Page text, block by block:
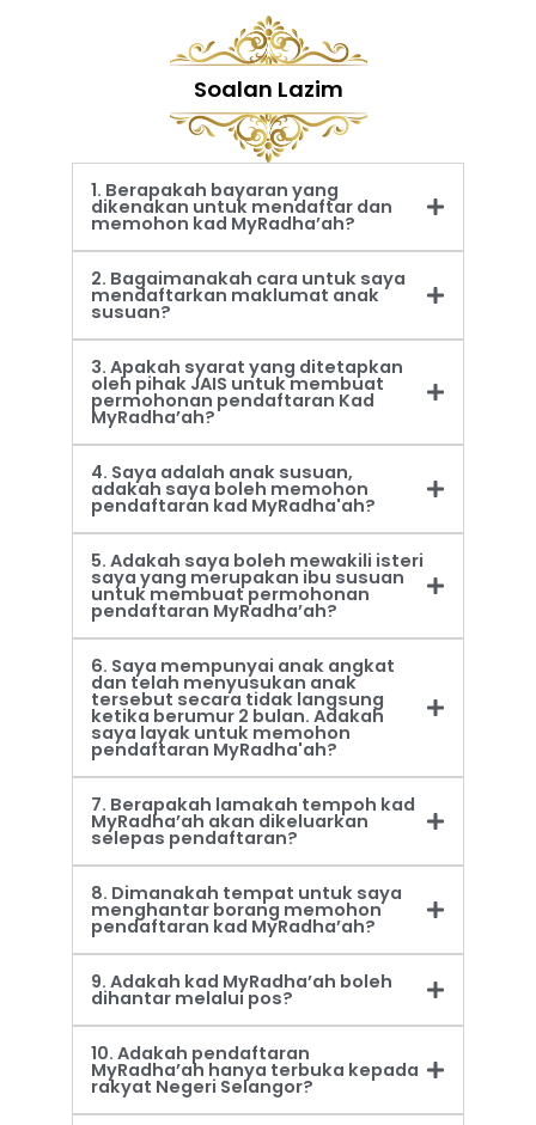
Soalan Lazim
1. Berapakah bayaran yang
dikenakan untuk mendaftar dan
memohon kad MyRadha’ah?
2. Bagaimanakah cara untuk saya
mendaftarkan maklumat anak
susuan?
3. Apakah syarat yang ditetapkan
oleh pihak JAIS untuk membuat
permohonan pendaftaran Kad
MyRadha’ah?
4. Saya adalah anak susuan,
adakah saya boleh memohon
pendaftaran kad MyRadha'ah?
5. Adakah saya boleh mewakili isteri
saya yang merupakan ibu susuan
untuk membuat permohonan
pendaftaran MyRadha’ah?
6. Saya mempunyai anak angkat
dan telah menyusukan anak
tersebut secara tidak langsung
ketika berumur 2 bulan. Adakah
saya layak untuk memohon
pendaftaran MyRadha'ah?
7. Berapakah lamakah tempoh kad
MyRadha’ah akan dikeluarkan
selepas pendaftaran?
8. Dimanakah tempat untuk saya
menghantar borang memohon
pendaftaran kad MyRadha’ah?
9. Adakah kad MyRadha’ah boleh
dihantar melalui pos?
10. Adakah pendaftaran
MyRadha’ah hanya terbuka kepada
rakyat Negeri Selangor?